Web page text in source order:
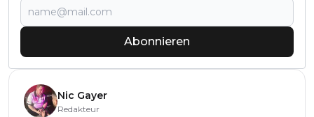
Abonnieren
Nic Gayer
Redakteur